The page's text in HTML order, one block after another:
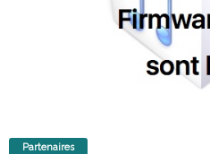
Partenaires